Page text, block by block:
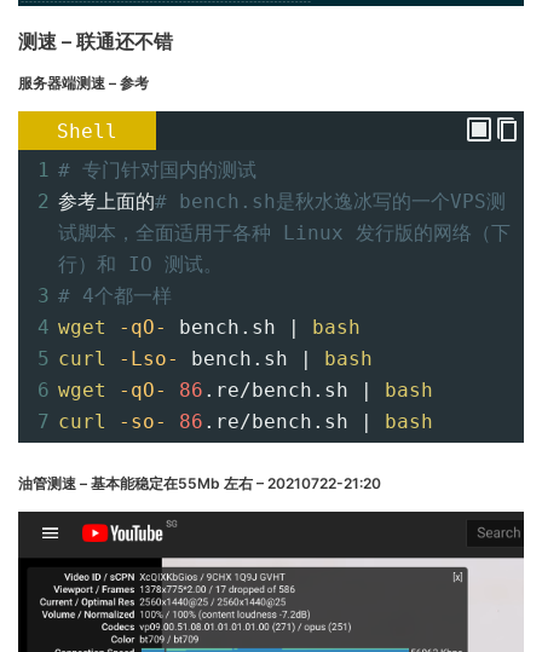
测速 – 联通还不错
服务器端测速 – 参考
Shell
1 # 专门针对国内的测试
2 参考上面的# bench.sh是秋水逸冰写的一个VPS测
试脚本，全面适用于各种 Linux 发行版的网络（下
行）和 IO 测试。
3 # 4个都一样
4 wget -qO- bench.sh |
bash
5 curl -Lso- bench.sh |
bash
6 wget -qO- 86 .re/bench.sh |
bash
7 curl -so- 86 .re/bench.sh | bash
油管测速 – 基本能稳定在55Mb 左右 – 20210722-21:20